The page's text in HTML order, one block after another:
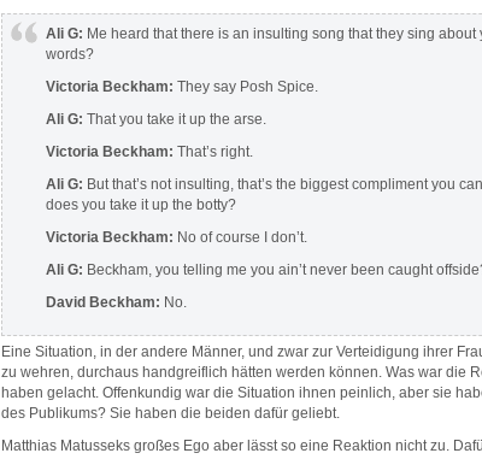
Ali G: Me heard that there is an insulting song that they sing
words?
Victoria Beckham: They say Posh Spice.
Ali G: That you take it up the arse.
Victoria Beckham: That’s right.
Ali G: But that’s not insulting, that’s the biggest compliment you
does you take it up the botty?
Victoria Beckham: No of course I don’t.
Ali G: Beckham, you telling me you ain’t never been caught
David Beckham: No.
Eine Situation, in der andere Männer, und zwar zur Verteidigung ihrer
zu wehren, durchaus handgreiflich hätten werden können. Was war die
haben gelacht. Offenkundig war die Situation ihnen peinlich, aber sie
des Publikums? Sie haben die beiden dafür geliebt.
Matthias Matusseks großes Ego aber lässt so eine Reaktion nicht zu.